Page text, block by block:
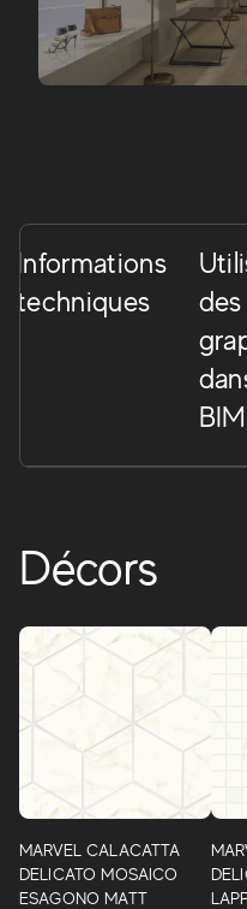
Informations
techniques
des
BIM
Décors
MARVEL CALACATTA
DELICATO MOSAICO
ESAGONO MATT